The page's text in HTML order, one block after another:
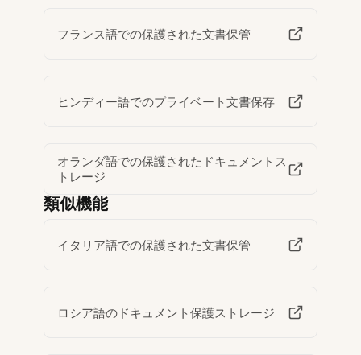
フランス語での保護された文書保管
ヒンディー語でのプライベート文書保存
オランダ語での保護されたドキュメントス
トレージ
類似機能
イタリア語での保護された文書保管
ロシア語のドキュメント保護ストレージ